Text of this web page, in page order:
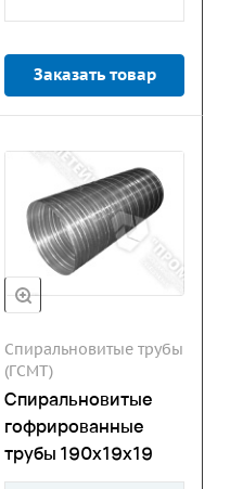
Заказать товар
Спиральновитые трубы
(ГСМТ)
Спиральновитые
гофрированные
трубы 190х19х19